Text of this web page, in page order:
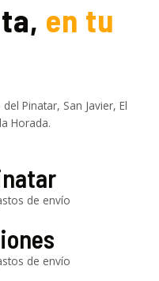
en tu
Pinatar, San Javier, El
Horada.
de envío
de envío